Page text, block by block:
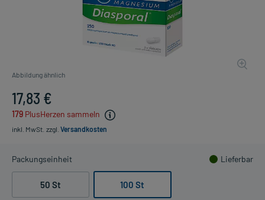
Abbildung ähnlich
17,83 €
179 PlusHerzen sammeln
inkl. MwSt. zzgl. Versandkosten
Packungseinheit Lieferbar
50 St 100 St